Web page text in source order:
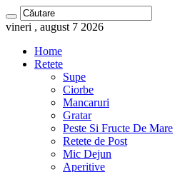
vineri , august 7 2026
Home
Retete
Supe
Ciorbe
Mancaruri
Gratar
Peste Si Fructe De Mare
Retete de Post
Mic Dejun
Aperitive